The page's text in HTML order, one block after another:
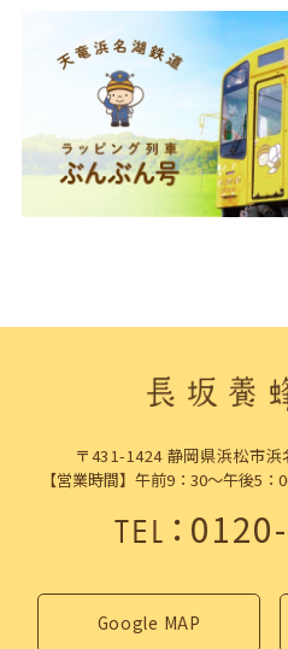
〒431-1424 静岡県浜松市
【営業時間】午前9：30～午後5：
TEL：
Google MAP